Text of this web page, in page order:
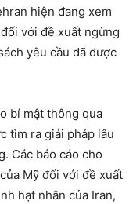
hiện đang xem
với đề xuất ngừng
yêu cầu đã được
bí mật thông qua
tìm ra giải pháp lâu
Các báo cáo cho
Mỹ đối với đề xuất
hạt nhân của Iran,